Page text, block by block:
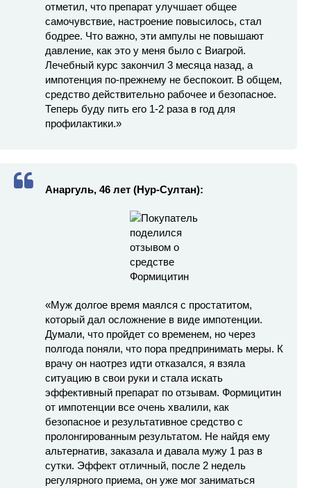
отметил, что препарат улучшает общее
самочувствие, настроение повысилось, стал
бодрее. Что важно, эти ампулы не повышают
давление, как это у меня было с Виагрой.
Лечебный курс закончил 3 месяца назад, а
импотенция по-прежнему не беспокоит. В общем,
средство действительно рабочее и безопасное.
Теперь буду пить его 1-2 раза в год для
профилактики.»
Анаргуль, 46 лет (Нур-Султан):
«Муж долгое время маялся с простатитом,
который дал осложнение в виде импотенции.
Думали, что пройдет со временем, но через
полгода поняли, что пора предпринимать меры. К
врачу он наотрез идти отказался, я взяла
ситуацию в свои руки и стала искать
эффективный препарат по отзывам. Формицитин
от импотенции все очень хвалили, как
безопасное и результативное средство с
пролонгированным результатом. Не найдя ему
альтернатив, заказала и давала мужу 1 раз в
сутки. Эффект отличный, после 2 недель
регулярного приема, он уже мог заниматься